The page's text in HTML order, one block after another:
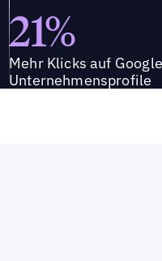
21%
Mehr Klicks auf
Unternehmensprofile